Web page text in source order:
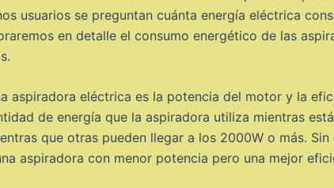
usuarios se preguntan cuánta energía eléctrica
en detalle el consumo energético de las
aspiradora eléctrica es la potencia del motor y la
de energía que la aspiradora utiliza mientras
que otras pueden llegar a los 2000W o más.
aspiradora con menor potencia pero una mejor